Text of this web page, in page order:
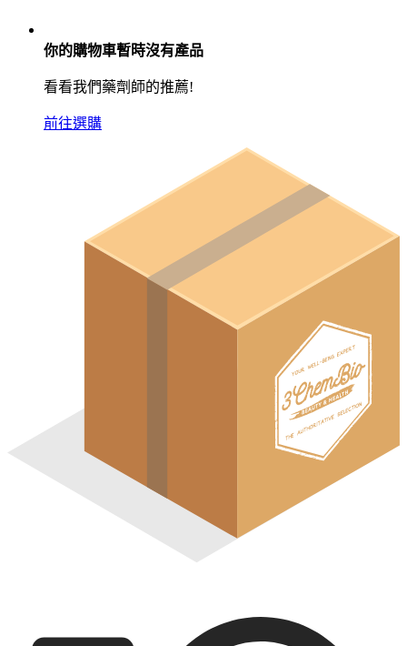
你的購物車暫時沒有產品
看看我們藥劑師的推薦!
前往選購